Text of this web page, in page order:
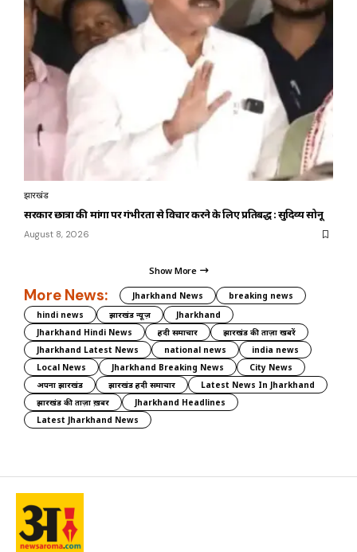
झारखंड
सरकार छात्रों की मांगों पर गंभीरता से विचार करने के लिए प्रतिबद्ध : सुदिव्य सोनू
August 8, 2026
Show More
More News: Jharkhand News
breaking news
hindi news
झारखंड न्यूज़
Jharkhand
Jharkhand Hindi News
हिंदी समाचार
झारखंड की ताज़ा खबरें
Jharkhand Latest News
national news
india news
Local News
Jharkhand Breaking News
City News
अपना झारखंड
झारखंड हिंदी समाचार
Latest News In Jharkhand
झारखंड की ताज़ा ख़बर
Jharkhand Headlines
Latest Jharkhand News